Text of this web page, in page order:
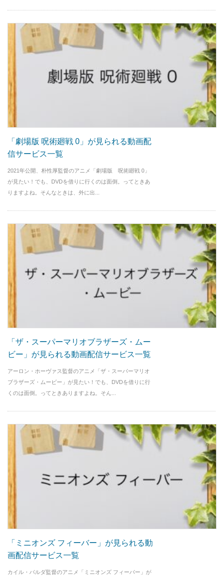
「劇場版 呪術廻戦 0」が見られる動画配
信サービス一覧
2021年公開、朴性厚監督のアニメ「劇場版 呪術廻戦 0」
が見たい！でも、DVDを借りに行くのは面倒。ってときあ
りますよね。そんなときは、外に出...
「ザ・スーパーマリオブラザーズ・ムー
ビー」が見られる動画配信サービス一覧
アーロン・ホーヴァス監督のアニメ「ザ・スーパーマリオ
ブラザーズ・ムービー」が見たい！でも、DVDを借りに行
くのは面倒。ってときありますよね。そん...
「ミニオンズ フィーバー」が見られる動
画配信サービス一覧
カイル・バルダ監督のアニメ「ミニオンズ フィーバー」が